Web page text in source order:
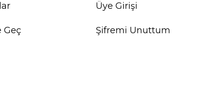
Geç
Üye Girişi
Şifremi Unuttum